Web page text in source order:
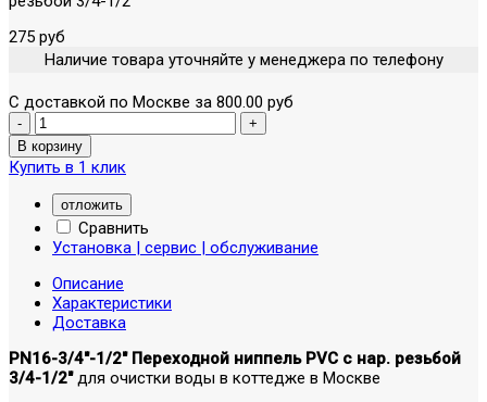
275 руб
Наличие товара уточняйте у менеджера по телефону
С доставкой по Москве за 800.00 руб
Купить в 1 клик
отложить
Сравнить
Установка | сервис | обслуживание
Описание
Характеристики
Доставка
PN16-3/4"-1/2" Переходной ниппель PVC c нар. резьбой
3/4-1/2"для очистки воды в коттедже в Москве